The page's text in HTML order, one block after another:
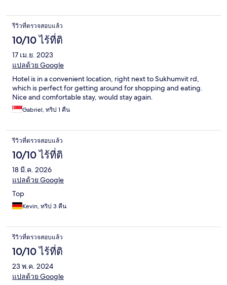
รีวิวที่ตรวจสอบแล้ว
10/10 ไร้ที่ติ
17 เม.ย. 2023
แปลด้วย Google
Hotel is in a convenient location, right next to Sukhumvit rd,
which is perfect for getting around for shopping and eating.
Nice and comfortable stay, would stay again.
Gabriel, ทริป 1 คืน
รีวิวที่ตรวจสอบแล้ว
10/10 ไร้ที่ติ
18 มี.ค. 2026
แปลด้วย Google
Top
Kevin, ทริป 3 คืน
รีวิวที่ตรวจสอบแล้ว
10/10 ไร้ที่ติ
23 พ.ค. 2024
แปลด้วย Google